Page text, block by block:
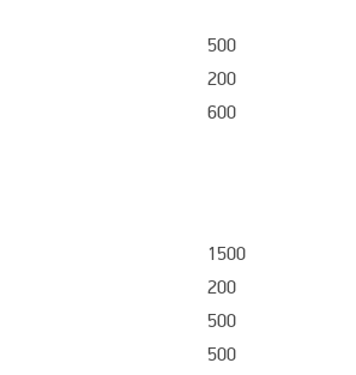
500
200
600
1500
200
500
500